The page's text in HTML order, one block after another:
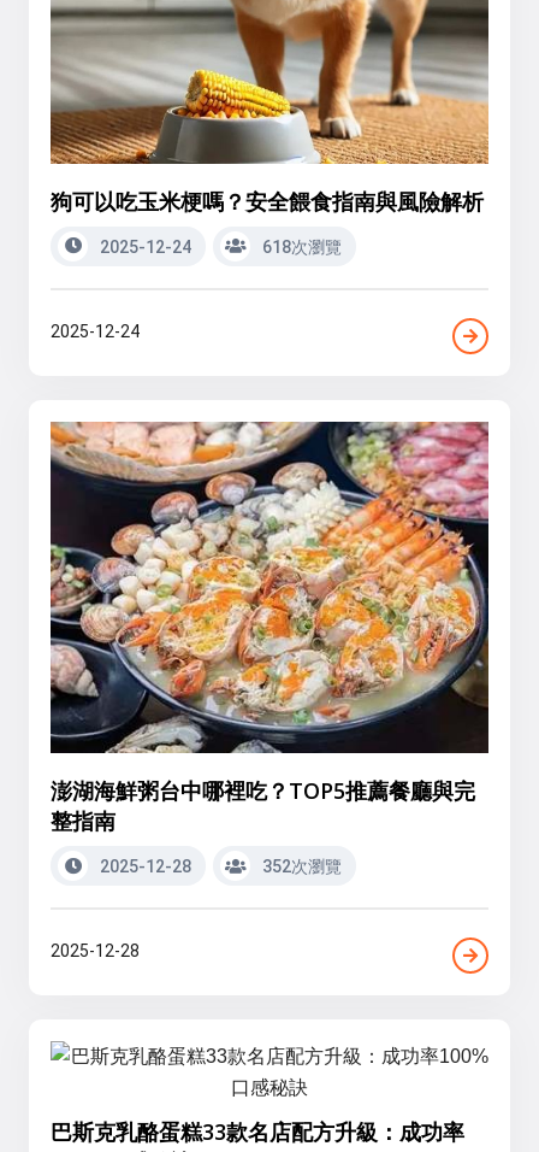
狗可以吃玉米梗嗎？安全餵食指南與風險解析
2025-12-24 618次瀏覽
2025-12-24
澎湖海鮮粥台中哪裡吃？TOP5推薦餐廳與完
整指南
2025-12-28 352次瀏覽
2025-12-28
巴斯克乳酪蛋糕33款名店配方升級：成功率